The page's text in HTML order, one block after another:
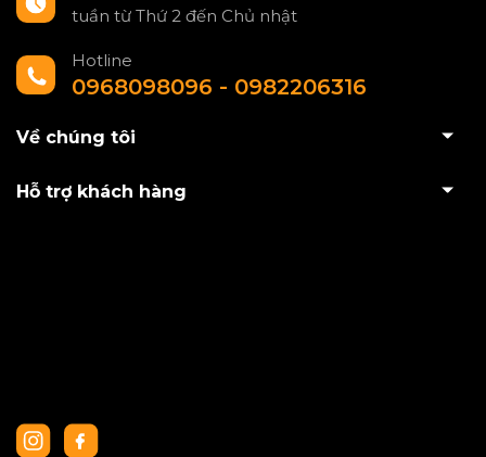
tuần từ Thứ 2 đến Chủ nhật
Hotline
0968098096 - 0982206316
Về chúng tôi
Hỗ trợ khách hàng